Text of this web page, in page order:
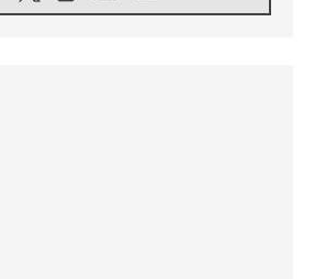
الكنيسة في الأوروغواي: زيارة البابا ستعزز